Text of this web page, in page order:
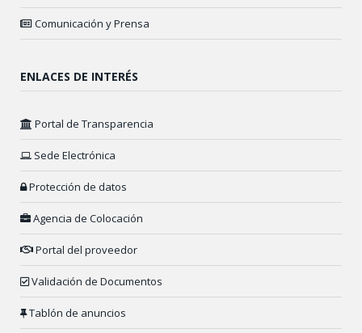
Comunicación y Prensa
ENLACES DE INTERÉS
Portal de Transparencia
Sede Electrónica
Protección de datos
Agencia de Colocación
Portal del proveedor
Validación de Documentos
Tablón de anuncios